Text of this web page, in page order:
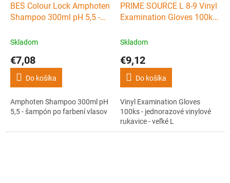
BES Colour Lock Amphoten
Shampoo 300ml pH 5,5 -
Skladom
€7,08
Do košíka
Amphoten Shampoo 300ml pH
5,5 - šampón po farbení vlasov
PRIME SOURCE L 8-9 Vinyl
Examination Gloves 100ks
rukavice - veľké L
Skladom
€9,12
Do košíka
Vinyl Examination Gloves
100ks - jednorazové vinylové
rukavice - veľké L